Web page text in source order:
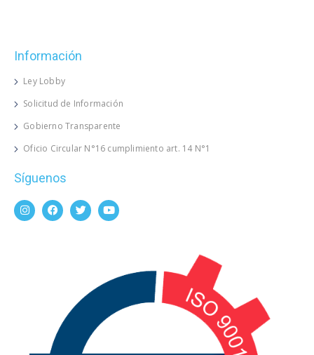
Información
Ley Lobby
Solicitud de Información
Gobierno Transparente
Oficio Circular N°16 cumplimiento art. 14 N°1
Síguenos